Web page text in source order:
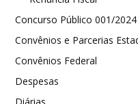
Concurso Público 001/2024
Convênios e Parcerias
Convênios Federal
Despesas